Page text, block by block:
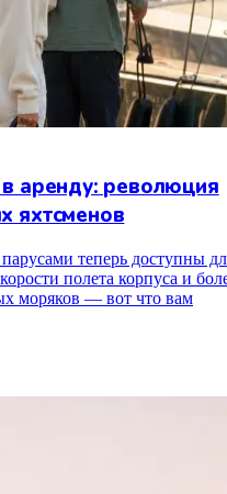
аренду: революция
яхтсменов
теперь доступны
полета корпуса и
моряков — вот что вам